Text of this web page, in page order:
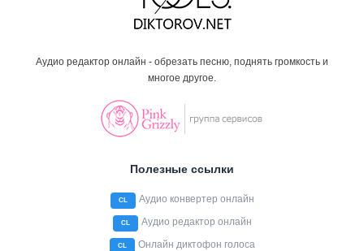
Аудио редактор онлайн - обрезать песню, поднять громкость и
многое другое.
Полезные ссылки
CL Аудио конвертер онлайн
CL Аудио редактор онлайн
CL Онлайн диктофон голоса